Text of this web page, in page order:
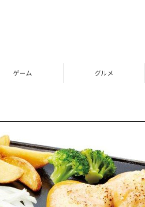
ゲーム グルメ